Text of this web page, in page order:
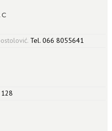
Tel. 066 8055641